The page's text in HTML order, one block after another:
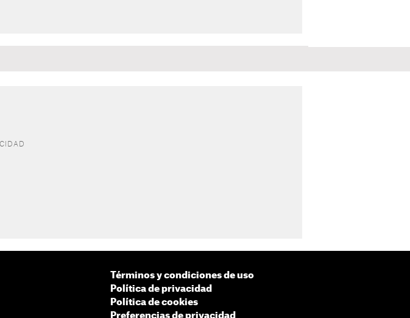
Términos y condiciones de uso
Política de privacidad
Política de cookies
Preferencias de privacidad